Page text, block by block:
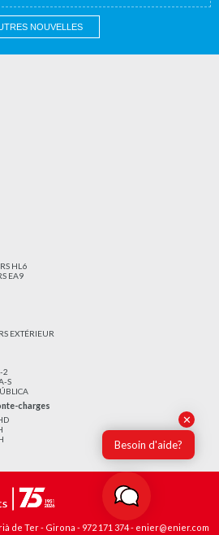
NOUVELLES
HL6
EA9
EXTÉRIEUR
2
S
charges
de Ter - Girona - 972 171 374- enier@enier.com
✕
Besoin d'aide?